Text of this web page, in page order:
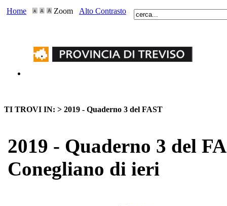
Home Zoom Alto Contrasto
TI TROVI IN: > 2019 - Quaderno 3 del FAST
2019 - Quaderno 3 del
Conegliano di ieri